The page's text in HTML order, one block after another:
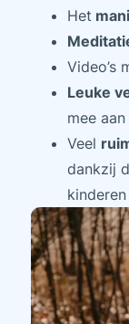
Het
Video’s
Leuke
mee
Veel
dankzij